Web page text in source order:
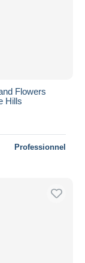
Flowers
Hills
Professionnel